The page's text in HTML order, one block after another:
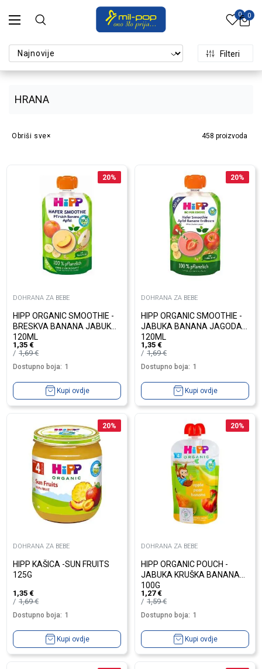
0 0
HRANA
Filteri
458 proizvoda
Obriši sve
20%
DOHRANA ZA BEBE
HIPP ORGANIC SMOOTHIE -
BRESKVA BANANA JABUKA
120ML
1,35 €
1,69€
Dostupno boja: 1
Kupi ovdje
20%
DOHRANA ZA BEBE
HIPP ORGANIC SMOOTHIE -
JABUKA BANANA JAGODA
120ML
1,35 €
1,69€
Dostupno boja: 1
Kupi ovdje
20%
DOHRANA ZA BEBE
HIPP KAŠICA -SUN FRUITS
125G
1,35 €
1,69€
Dostupno boja: 1
Kupi ovdje
20%
DOHRANA ZA BEBE
HIPP ORGANIC POUCH -
JABUKA KRUŠKA BANANA
100G
1,27 €
1,59€
Dostupno boja: 1
Kupi ovdje